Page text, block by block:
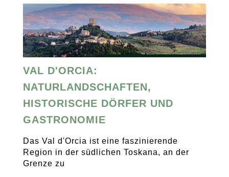
VAL D'ORCIA:
NATURLANDSCHAFTEN,
HISTORISCHE DÖRFER UND
GASTRONOMIE
Das Val d'Orcia ist eine faszinierende
Region in der südlichen Toskana, an der
Grenze zu